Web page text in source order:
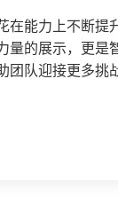
在能力上不断
量的展示，更
队迎接更多挑